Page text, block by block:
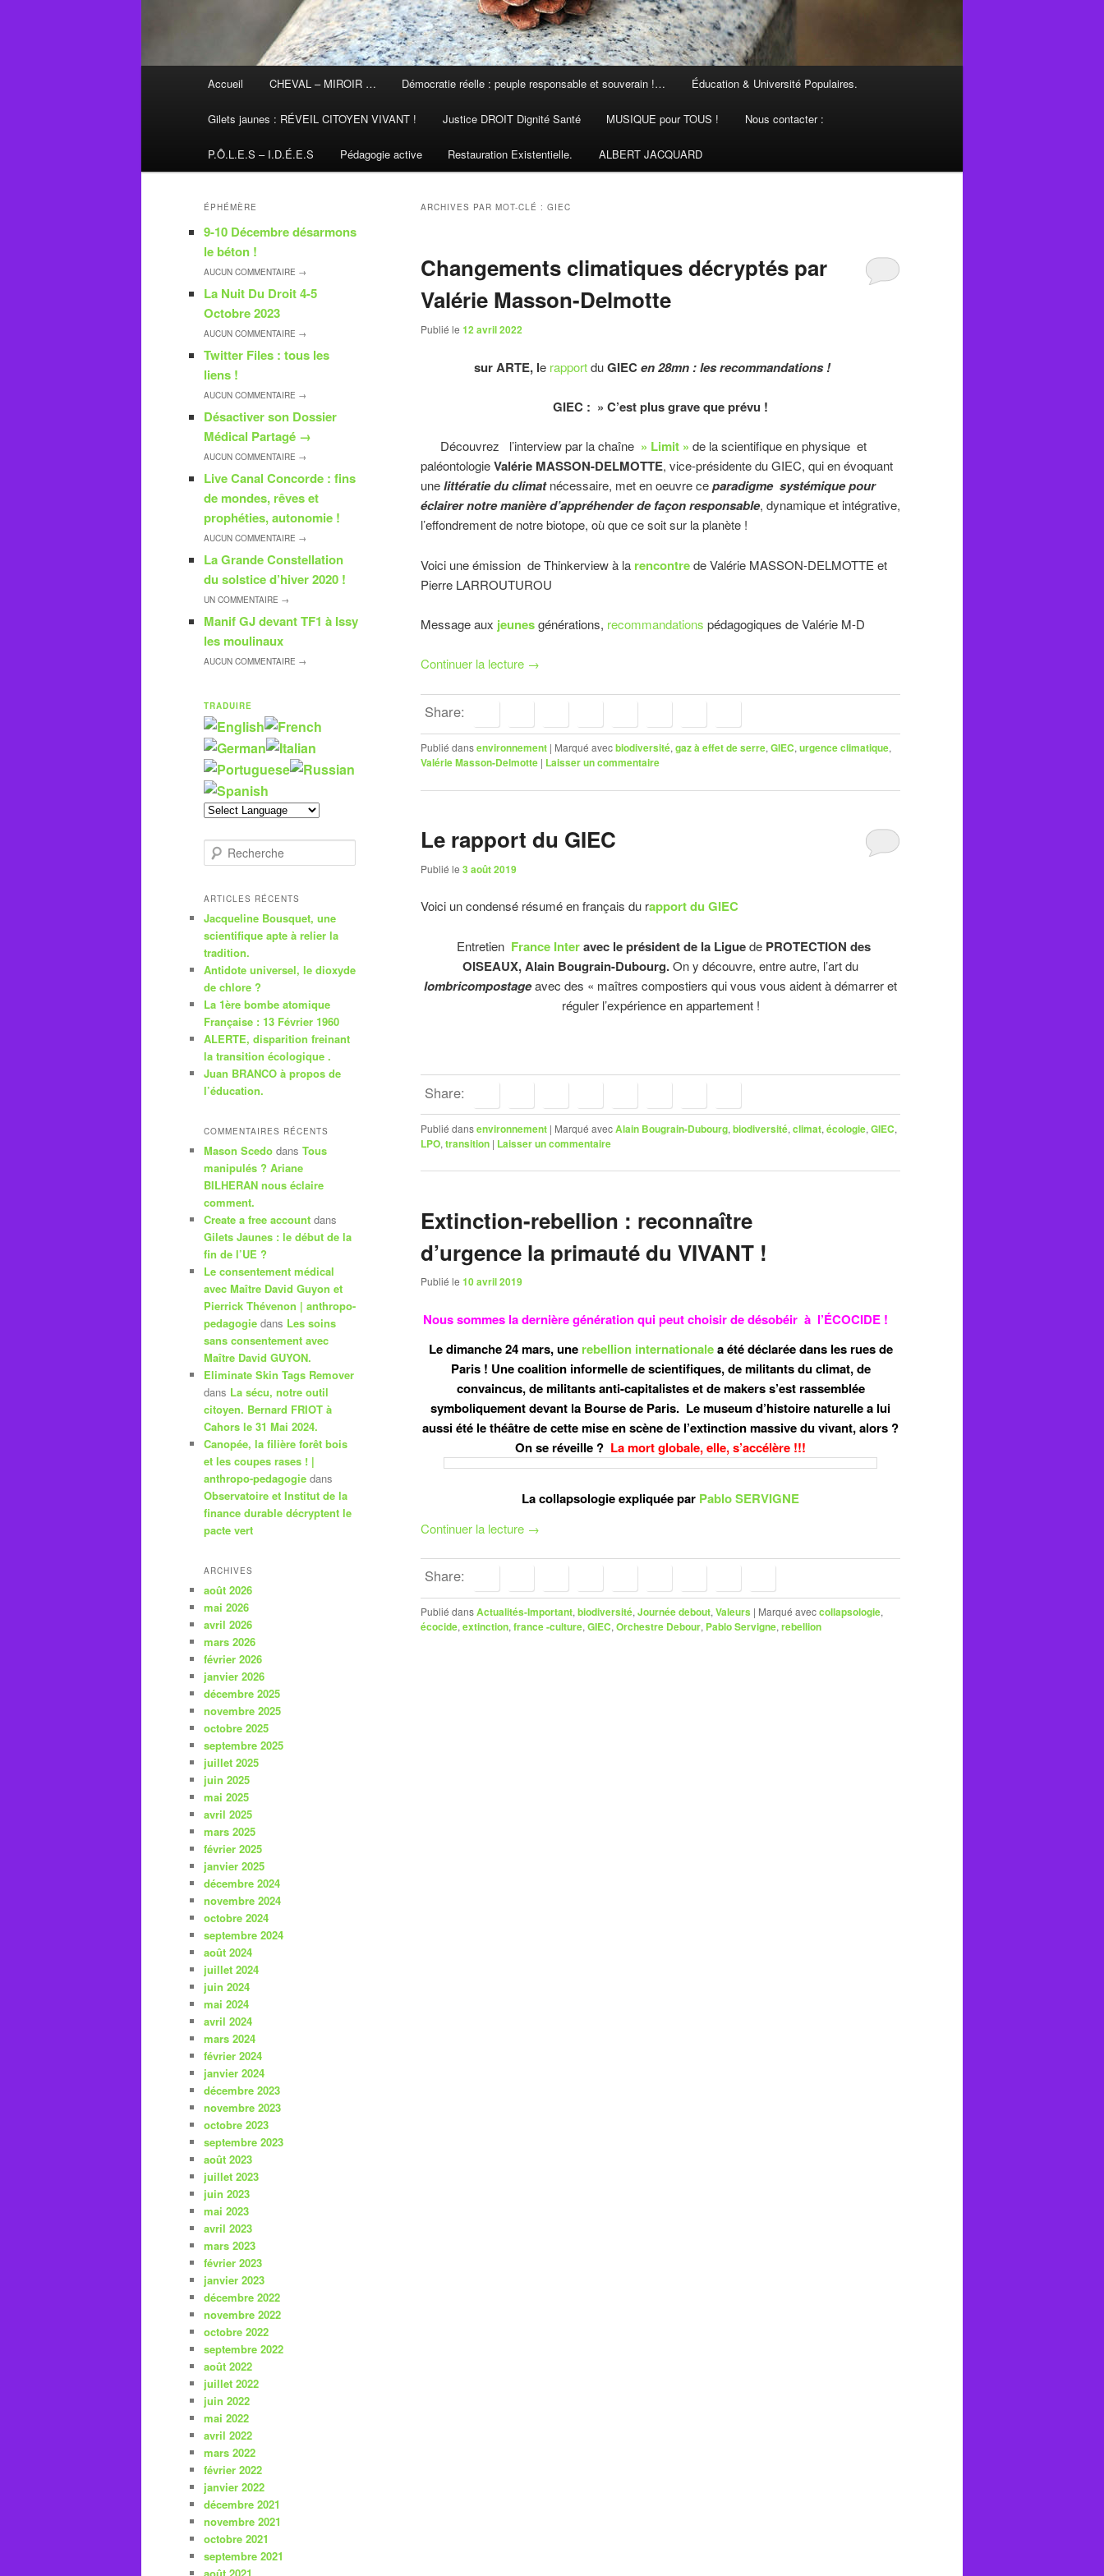
Accueil CHEVAL – MIROIR … Démocratie réelle : peuple responsable et souverain !… Éducation & Université Populaires.
Gilets jaunes : RÉVEIL CITOYEN VIVANT ! Justice DROIT Dignité Santé MUSIQUE pour TOUS ! Nous contacter :
P.Ô.L.E.S – I.D.É.E.S Pédagogie active Restauration Existentielle. ALBERT JACQUARD
ARCHIVES PAR MOT-CLÉ : GIEC
Changements climatiques décryptés par
Valérie Masson-Delmotte
Publié le 12 avril 2022
sur ARTE, le rapportduGIECen 28mn : les recommandations !
GIEC : » C’est plus grave que prévu !
Découvrez l’interview par la chaîne » Limit » de la scientifique en physique et
paléontologieValérie MASSON-DELMOTTE, vice-présidente du GIEC, qui en évoquant
unelittératie du climatnécessaire, met en oeuvre ceparadigme systémique pour
éclairer notre manière d’appréhender de façon responsable, dynamique et intégrative,
l’effondrement de notre biotope, où que ce soit sur la planète !
Voici une émission de Thinkerview à la rencontrede Valérie MASSON-DELMOTTE et
Pierre LARROUTUROU
Message aux jeunesgénérations, recommandations pédagogiques de Valérie M-D
Continuer la lecture →
Share:
Publié dansenvironnement | Marqué avecbiodiversité, gaz à effet de serre, GIEC, urgence climatique,
Valérie Masson-Delmotte | Laisser un commentaire
Le rapport du GIEC
Publié le 3 août 2019
Voici un condensé résumé en français du rapport du GIEC
Entretien France Interavec le président de la Liguede PROTECTION des
OISEAUX, Alain Bougrain-Dubourg.On y découvre, entre autre, l’art du
lombricompostageavec des « maîtres compostiers qui vous vous aident à démarrer et
réguler l’expérience en appartement !
Share:
Publié dansenvironnement | Marqué avecAlain Bougrain-Dubourg, biodiversité, climat, écologie, GIEC,
LPO, transition | Laisser un commentaire
Extinction-rebellion : reconnaître
d’urgence la primauté du VIVANT !
Publié le 10 avril 2019
Nous sommes la dernière génération qui peut choisir de désobéir à l’ÉCOCIDE !
Le dimanche 24 mars, une rebellion internationalea été déclarée dans les rues de
Paris ! Une coalition informelle de scientifiques, de militants du climat, de
convaincus, de militants anti-capitalistes et de makers s’est rassemblée
symboliquement devant la Bourse de Paris. Le museum d’histoire naturelle a lui
aussi été le théâtre de cette mise en scène de l’extinction massive du vivant, alors ?
On se réveille ? La mort globale, elle, s’accélère !!!
La collapsologie expliquée par Pablo SERVIGNE
Continuer la lecture →
Share:
Publié dansActualités-Important,biodiversité,Journée debout,Valeurs | Marqué aveccollapsologie,
écocide,extinction,france -culture,GIEC,Orchestre Debour, Pablo Servigne,rebellion
ÉPHÉMÈRE
9-10 Décembre désarmons
le béton !
AUCUN COMMENTAIRE →
La Nuit Du Droit 4-5
Octobre 2023
AUCUN COMMENTAIRE →
Twitter Files : tous les
liens !
AUCUN COMMENTAIRE →
Désactiver son Dossier
Médical Partagé →
AUCUN COMMENTAIRE →
Live Canal Concorde : fins
de mondes, rêves et
prophéties, autonomie !
AUCUN COMMENTAIRE →
La Grande Constellation
du solstice d’hiver 2020 !
UN COMMENTAIRE →
Manif GJ devant TF1 à Issy
les moulinaux
AUCUN COMMENTAIRE →
TRADUIRE
e
h
r
c
h
e
ARTICLES RÉCENTS
Jacqueline Bousquet, une
scientifique apte à relier la
tradition.
Antidote universel, le dioxyde
de chlore ?
La 1ère bombe atomique
Française : 13 Février 1960
ALERTE, disparition freinant
la transition écologique .
Juan BRANCO à propos de
l’éducation.
COMMENTAIRES RÉCENTS
Mason Scedo dans Tous
manipulés ? Ariane
BILHERAN nous éclaire
comment.
Create a free account dans
Gilets Jaunes : le début de la
fin de l’UE ?
Le consentement médical
avec Maître David Guyon et
Pierrick Thévenon | anthropo-
pedagogie dans Les soins
sans consentement avec
Maître David GUYON.
Eliminate Skin Tags Remover
dans La sécu, notre outil
citoyen. Bernard FRIOT à
Cahors le 31 Mai 2024.
Canopée, la filière forêt bois
et les coupes rases ! |
anthropo-pedagogie dans
Observatoire et Institut de la
finance durable décryptent le
pacte vert
ARCHIVES
août 2026
mai 2026
avril 2026
mars 2026
février 2026
janvier 2026
décembre 2025
novembre 2025
octobre 2025
septembre 2025
juillet 2025
juin 2025
mai 2025
avril 2025
mars 2025
février 2025
janvier 2025
décembre 2024
novembre 2024
octobre 2024
septembre 2024
août 2024
juillet 2024
juin 2024
mai 2024
avril 2024
mars 2024
février 2024
janvier 2024
décembre 2023
novembre 2023
octobre 2023
septembre 2023
août 2023
juillet 2023
juin 2023
mai 2023
avril 2023
mars 2023
février 2023
janvier 2023
décembre 2022
novembre 2022
octobre 2022
septembre 2022
août 2022
juillet 2022
juin 2022
mai 2022
avril 2022
mars 2022
février 2022
janvier 2022
décembre 2021
novembre 2021
octobre 2021
septembre 2021